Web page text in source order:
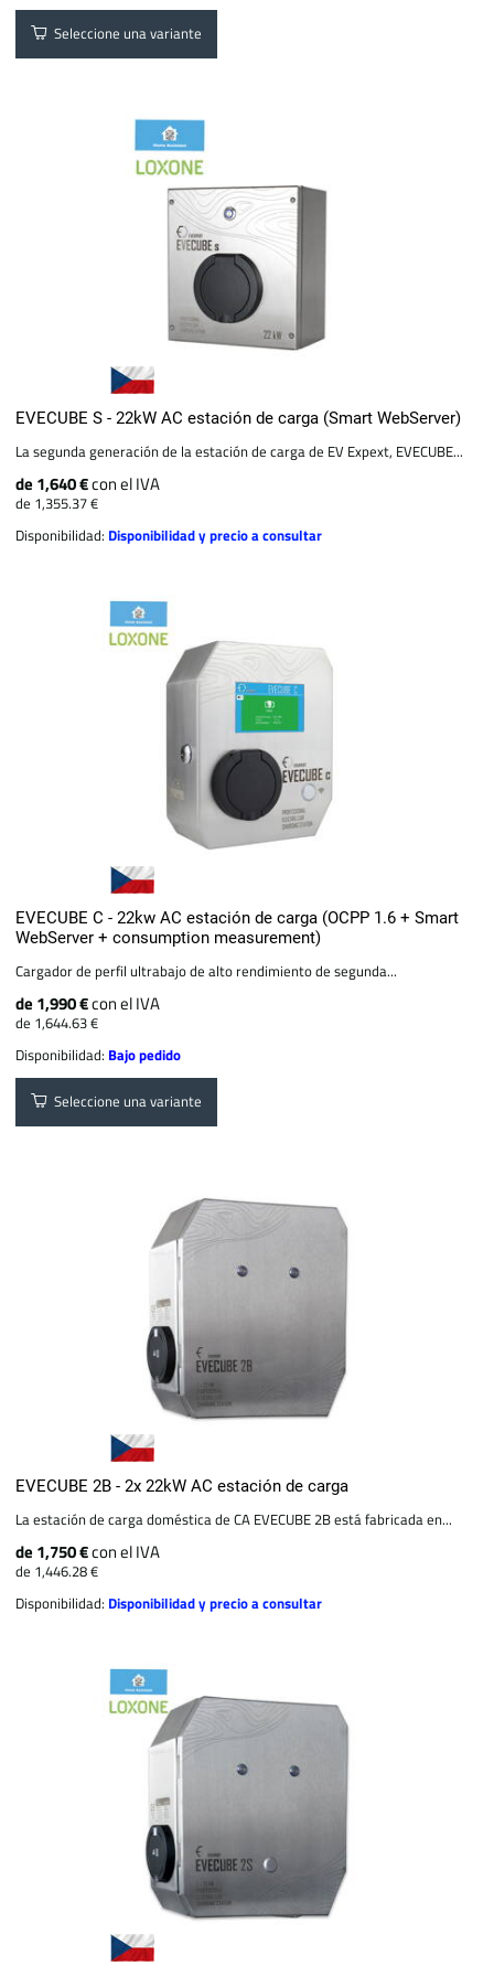
Seleccione una variante
EVECUBE S - 22kW AC estación de carga (Smart WebServer)
La segunda generación de la estación de carga de EV Expext, EVECUBE...
de 1,640 €con el IVA
de 1,355.37 €
Disponibilidad: Disponibilidad y precio a consultar
EVECUBE C - 22kw AC estación de carga (OCPP 1.6 + Smart
WebServer + consumption measurement)
Cargador de perfil ultrabajo de alto rendimiento de segunda...
de 1,990 €con el IVA
de 1,644.63 €
Disponibilidad: Bajo pedido
Seleccione una variante
EVECUBE 2B - 2x 22kW AC estación de carga
La estación de carga doméstica de CA EVECUBE 2B está fabricada en...
de 1,750 €con el IVA
de 1,446.28 €
Disponibilidad: Disponibilidad y precio a consultar